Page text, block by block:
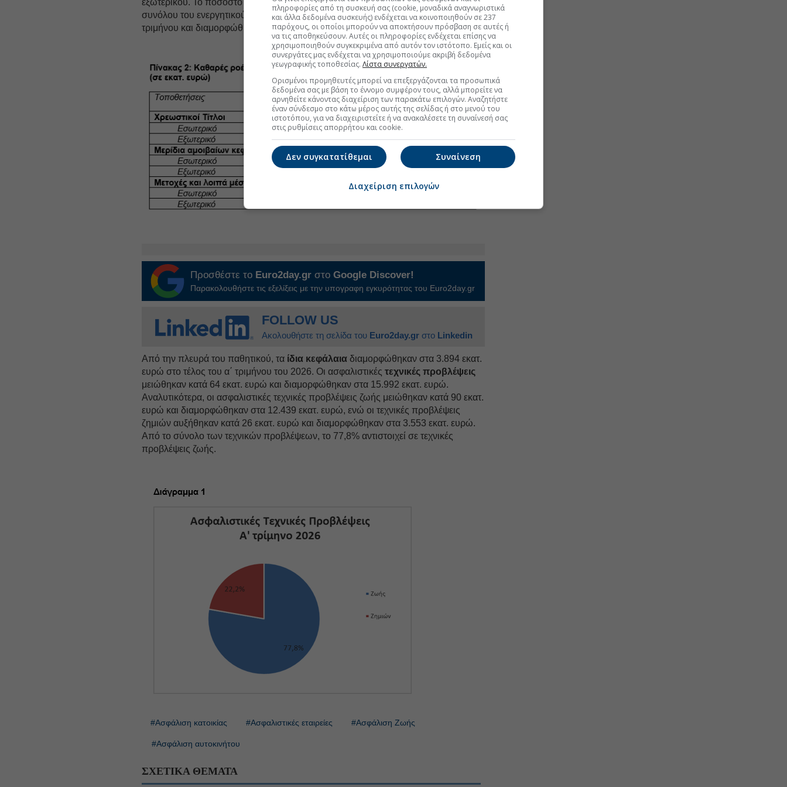
εξωτερικού. Το ποσοστό των συνολικών τοποθετήσεων σε μετοχές επί του
συνόλου του ενεργητικού παρέμεινε σχεδόν αμετάβλητο έναντι του προηγουμένου
τριμήνου και διαμορφώθηκε στο 4,5% το α' τρίμηνο του 2026.
Προσθέστε το Euro2day.gr στοGoogle Discover!
Παρακολουθήστε τις εξελίξεις με την υπογραφη εγκυρότητας του Euro2day.gr
FOLLOW US
Ακολουθήστε τη σελίδα του Euro2day.gr στο Linkedin
Από την πλευρά του παθητικού, τα ίδια κεφάλαια διαμορφώθηκαν στα 3.894 εκατ.
ευρώ στο τέλος του α΄ τριμήνου του 2026. Οι ασφαλιστικές τεχνικές προβλέψεις
μειώθηκαν κατά 64 εκατ. ευρώ και διαμορφώθηκαν στα 15.992 εκατ. ευρώ.
Αναλυτικότερα, οι ασφαλιστικές τεχνικές προβλέψεις ζωής μειώθηκαν κατά 90 εκατ.
ευρώ και διαμορφώθηκαν στα 12.439 εκατ. ευρώ, ενώ οι τεχνικές προβλέψεις
ζημιών αυξήθηκαν κατά 26 εκατ. ευρώ και διαμορφώθηκαν στα 3.553 εκατ. ευρώ.
Από το σύνολο των τεχνικών προβλέψεων, το 77,8% αντιστοιχεί σε τεχνικές
προβλέψεις ζωής.
#Ασφάλιση κατοικίας #Ασφαλιστικές εταιρείες #Ασφάλιση Ζωής
#Ασφάλιση αυτοκινήτου
ΣΧΕΤΙΚΑ ΘΕΜΑΤΑ
πληροφορίες από τη συσκευή σας (cookie, μοναδικά αναγνωριστικά
και άλλα δεδομένα συσκευής) ενδέχεται να κοινοποιηθούν σε 237
παρόχους, οι οποίοι μπορούν να αποκτήσουν πρόσβαση σε αυτές ή
να τις αποθηκεύσουν. Αυτές οι πληροφορίες ενδέχεται επίσης να
χρησιμοποιηθούν συγκεκριμένα από αυτόν τον ιστότοπο. Εμείς και οι
συνεργάτες μας ενδέχεται να χρησιμοποιούμε ακριβή δεδομένα
γεωγραφικής τοποθεσίας. Λίστα συνεργατών.
Ορισμένοι προμηθευτές μπορεί να επεξεργάζονται τα προσωπικά
δεδομένα σας με βάση το έννομο συμφέρον τους, αλλά μπορείτε να
αρνηθείτε κάνοντας διαχείριση των παρακάτω επιλογών. Αναζητήστε
έναν σύνδεσμο στο κάτω μέρος αυτής της σελίδας ή στο μενού του
ιστοτόπου, για να διαχειριστείτε ή να ανακαλέσετε τη συναίνεσή σας
στις ρυθμίσεις απορρήτου και cookie.
Συναίνεση
Δεν συγκατατίθεμαι
Διαχείριση επιλογών